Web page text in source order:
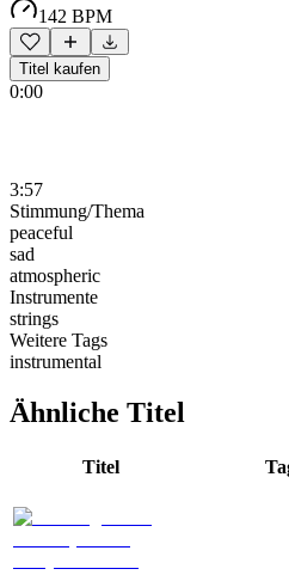
142 BPM
Titel kaufen
0:00
3:57
Stimmung/Thema
peaceful
sad
atmospheric
Instrumente
strings
Weitere Tags
instrumental
Ähnliche Titel
Titel